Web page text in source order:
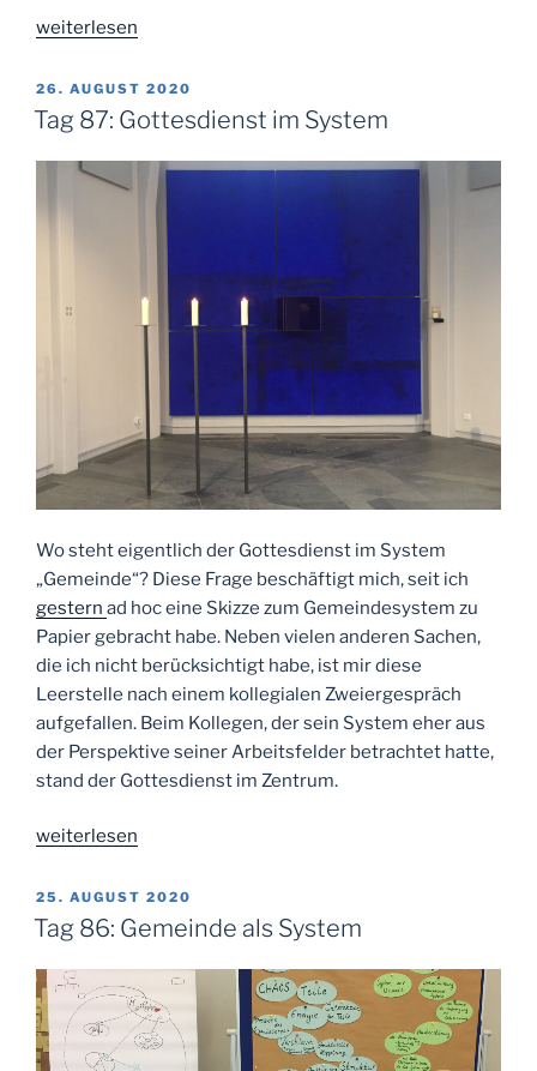
„Tag
Kirche
machen“
weiterlesen
VERÖFFENTLICHT
AM
26. AUGUST 2020
Tag 87: Gottesdienst im System
Wo steht eigentlich der Gottesdienst im System
„Gemeinde“? Diese Frage beschäftigt mich, seit ich
gestern ad hoc eine Skizze zum Gemeindesystem zu
Papier gebracht habe. Neben vielen anderen Sachen,
die ich nicht berücksichtigt habe, ist mir diese
Leerstelle nach einem kollegialen Zweiergespräch
aufgefallen. Beim Kollegen, der sein System eher aus
der Perspektive seiner Arbeitsfelder betrachtet hatte,
stand der Gottesdienst im Zentrum.
„Tag
Gottesdienst
im
weiterlesen
VERÖFFENTLICHT
AM
25. AUGUST 2020
Tag 86: Gemeinde als System